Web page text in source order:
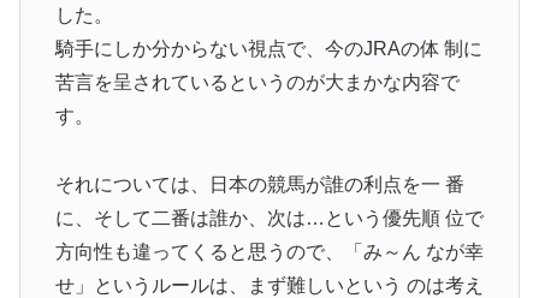
した。
騎手にしか分からない視点で、今のJRAの体 制に
苦言を呈されているというのが大まかな内容で
す。
それについては、日本の競馬が誰の利点を一 番
に、そして二番は誰か、次は…という優先順 位で
方向性も違ってくると思うので、「み～ん なが幸
せ」というルールは、まず難しいという のは考え